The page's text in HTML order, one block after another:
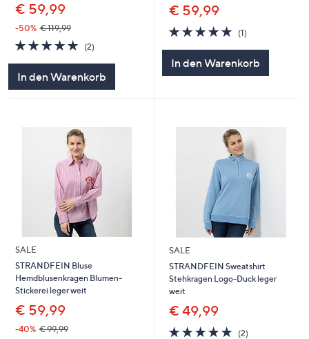
€ 59,99
-50% € 119,99
5.0
von
(2)2
In den Warenkorb
€ 59,99
5.0
von
(1)1
In den Warenkorb
SALE
STRANDFEIN Bluse
Hemdblusenkragen Blumen-
Stickerei leger weit
€ 59,99
-40% € 99,99
SALE
STRANDFEIN Sweatshirt
Stehkragen Logo-Duck leger
weit
€ 49,99
5.0
(2)2